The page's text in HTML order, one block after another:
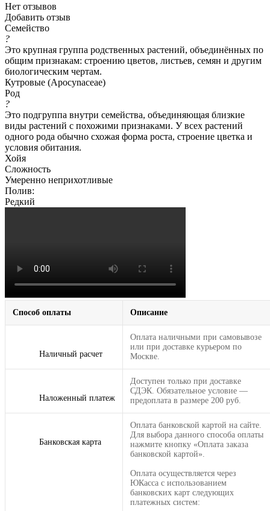
Нет отзывов
Добавить отзыв
Семейство
?
Это крупная группа родственных растений, объединённых по
общим признакам: строению цветов, листьев, семян и другим
биологическим чертам.
Кутровые (Apocynaceae)
Род
?
Это подгруппа внутри семейства, объединяющая близкие
виды растений с похожими признаками. У всех растений
одного рода обычно схожая форма роста, строение цветка и
условия обитания.
Хойя
Сложность
Умеренно неприхотливые
Полив:
Редкий
Способ оплаты Описание
Наличный расчет
Оплата наличными при самовывозе
или при доставке курьером по
Москве.
Наложенный платеж
Доступен только при доставке
СДЭК. Обязательное условие —
предоплата в размере 200 руб.
Банковская карта
Оплата банковской картой на сайте.
Для выбора данного способа оплаты
нажмите кнопку «Оплата заказа
банковской картой».
Оплата осуществляется через
ЮКасса с использованием
банковских карт следующих
платежных систем: